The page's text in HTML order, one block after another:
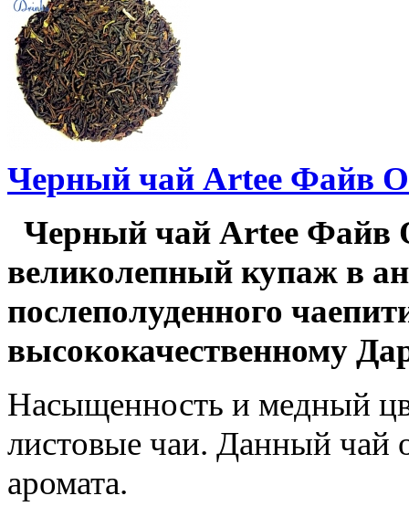
Черный чай Artee Файв
Черный чай Artee Файв
великолепный купаж в
послеполуденного
высококачественному
Насыщенность и медный
листовые чаи. Данный чай
аромата.